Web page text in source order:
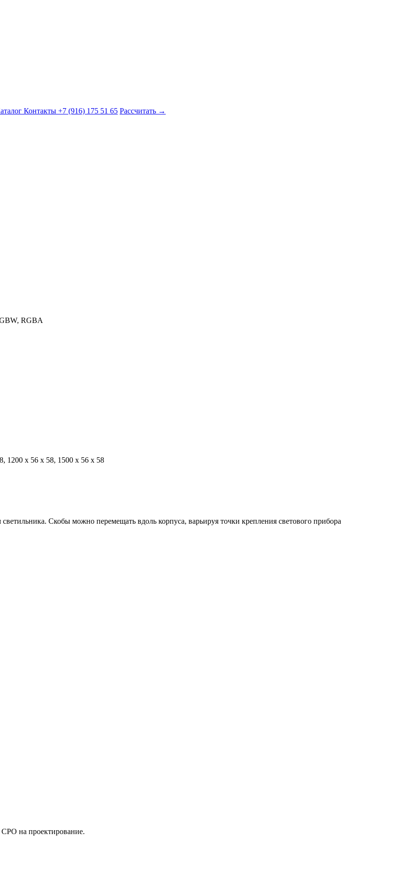
Контакты +7 (916) 175 51 65 Рассчитать →
RGBA
1200 x 56 x 58, 1500 x 56 x 58
Скобы можно перемещать вдоль корпуса, варьируя точки крепления светового прибора
СРО на проектирование.